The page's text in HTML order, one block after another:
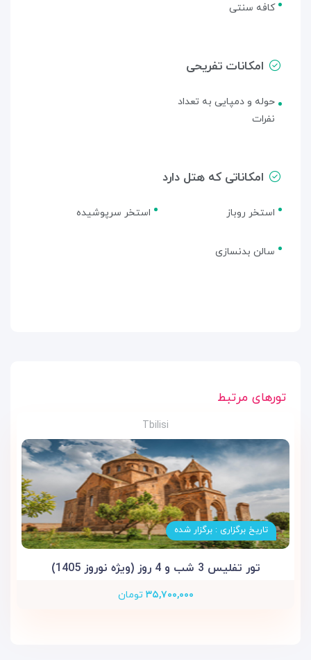
کافه سنتی
امکانات تفریحی
حوله و دمپایی به تعداد
نفرات
امکاناتی که هتل دارد
استخر روباز استخر سرپوشیده
سالن بدنسازی
تورهای مرتبط
Tbilisi
تاریخ برگزاری : برگزار شده
تور تفلیس 3 شب و 4 روز (ویژه نوروز 1405)
۳۵,۷۰۰,۰۰۰ تومان